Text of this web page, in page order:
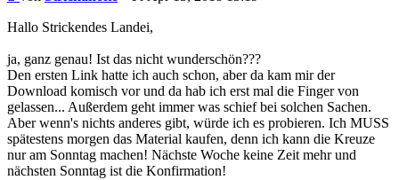
Hallo Strickendes Landei,
ja, ganz genau! Ist das nicht wunderschön???
Den ersten Link hatte ich auch schon, aber da kam mir der
Download komisch vor und da hab ich erst mal die Finger von
gelassen... Außerdem geht immer was schief bei solchen Sachen.
Aber wenn's nichts anderes gibt, würde ich es probieren. Ich MUSS
spätestens morgen das Material kaufen, denn ich kann die Kreuze
nur am Sonntag machen! Nächste Woche keine Zeit mehr und
nächsten Sonntag ist die Konfirmation!